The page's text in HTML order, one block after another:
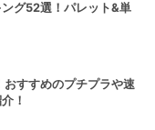
グ52選！パレット&単
すすめのプチプラや速
！